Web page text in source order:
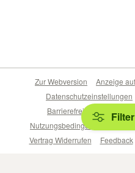
Zur Webversion Anzeige
Datenschutzeinstellungen
Barrierefreiheitserklärung
Nutzungsbedingungen
Vertrag Widerrufen
Feedback